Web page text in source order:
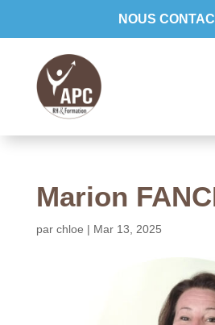
NOUS
Marion
par chloe | Mar 13, 2025